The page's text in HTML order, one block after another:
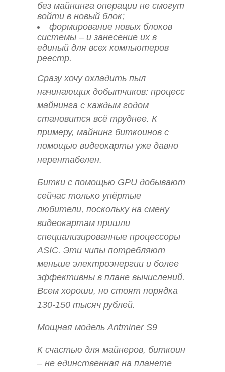
без майнинга операции не смогут
войти в новый блок;
формирование новых блоков
системы – и занесение их в
единый для всех компьютеров
реестр.
Сразу хочу охладить пыл
начинающих добытчиков: процесс
майнинга с каждым годом
становится всё труднее. К
примеру, майнинг биткоинов с
помощью видеокарты уже давно
нерентабелен.
Битки с помощью GPU добывают
сейчас только упёртые
любители, поскольку на смену
видеокартам пришли
специализированные процессоры
ASIC. Эти чипы потребляют
меньше электроэнергии и более
эффективны в плане вычислений.
Всем хороши, но стоят порядка
130-150 тысяч рублей.
Мощная модель Antminer S9
К счастью для майнеров, биткоин
– не единственная на планете